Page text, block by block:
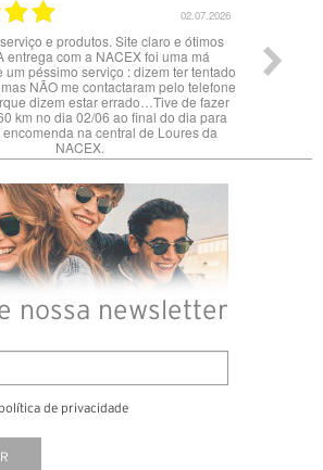
02.07.2026
e produtos. Site claro e ótimos
entrega com a NACEX foi uma má
um péssimo serviço : dizem ter tentado
NÃO me contactaram pelo telefone
dizem estar errado…Tive de fazer
km no dia 02/06 ao final do dia para
encomenda na central de Loures da
NACEX.
nossa newsletter
de privacidade